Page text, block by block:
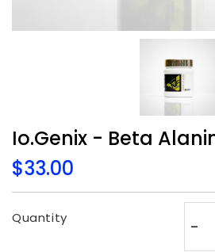
Io.Genix - Beta
$33.00
Unit
price
Quantity -